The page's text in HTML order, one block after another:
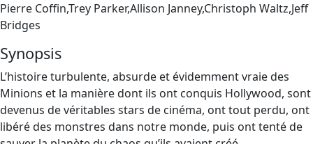
Pierre Coffin,Trey Parker,Allison Janney,Christoph Waltz,Jeff
Bridges
Synopsis
L’histoire turbulente, absurde et évidemment vraie des
Minions et la manière dont ils ont conquis Hollywood, sont
devenus de véritables stars de cinéma, ont tout perdu, ont
libéré des monstres dans notre monde, puis ont tenté de